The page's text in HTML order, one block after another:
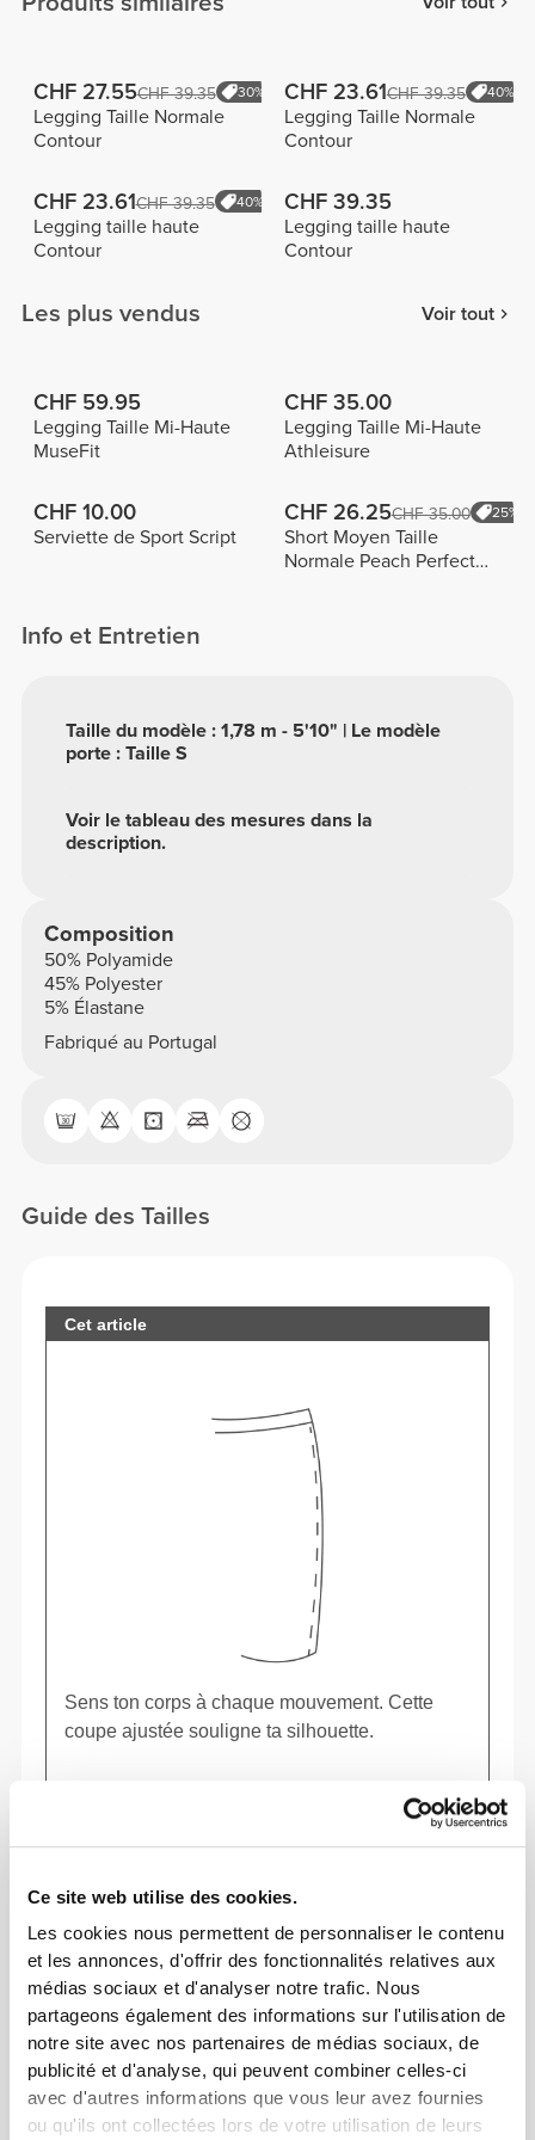
Ce site web utilise des cookies.
Les cookies nous permettent de personnaliser le contenu
et les annonces, d'offrir des fonctionnalités relatives aux
médias sociaux et d'analyser notre trafic. Nous
partageons également des informations sur l'utilisation de
notre site avec nos partenaires de médias sociaux, de
publicité et d'analyse, qui peuvent combiner celles-ci
avec d'autres informations que vous leur avez fournies
ou qu'ils ont collectées lors de votre utilisation de leurs
CHF 27.55CHF 39.35 30%
Legging Taille Normale
Contour
CHF 23.61CHF 39.35 40%
Legging Taille Normale
Contour
CHF 23.61CHF 39.35 40%
Legging taille haute
Contour
CHF 39.35
Legging taille haute
Contour
Les plus vendus Voir tout
CHF 59.95
Legging Taille Mi-Haute
MuseFit
CHF 35.00
Legging Taille Mi-Haute
Athleisure
CHF 10.00
Serviette de Sport Script
CHF 26.25CHF 35.00 25%
Short Moyen Taille
Normale Peach Perfect
Info et Entretien
Voir le tableau des mesures dans la
description.
Taille du modèle : 1,78 m - 5'10" | Le modèle
porte : Taille S
Composition
50% Polyamide
45% Polyester
5% Élastane
Fabriqué au Portugal
Guide des Tailles
Cet article
Sens ton corps à chaque mouvement. Cette
coupe ajustée souligne ta silhouette.